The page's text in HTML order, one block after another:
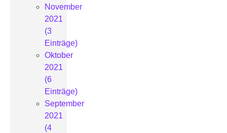
November
2021
(3
Einträge)
Oktober
2021
(6
Einträge)
September
2021
(4